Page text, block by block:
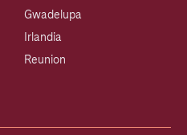
Gwadelupa
Irlandia
Reunion